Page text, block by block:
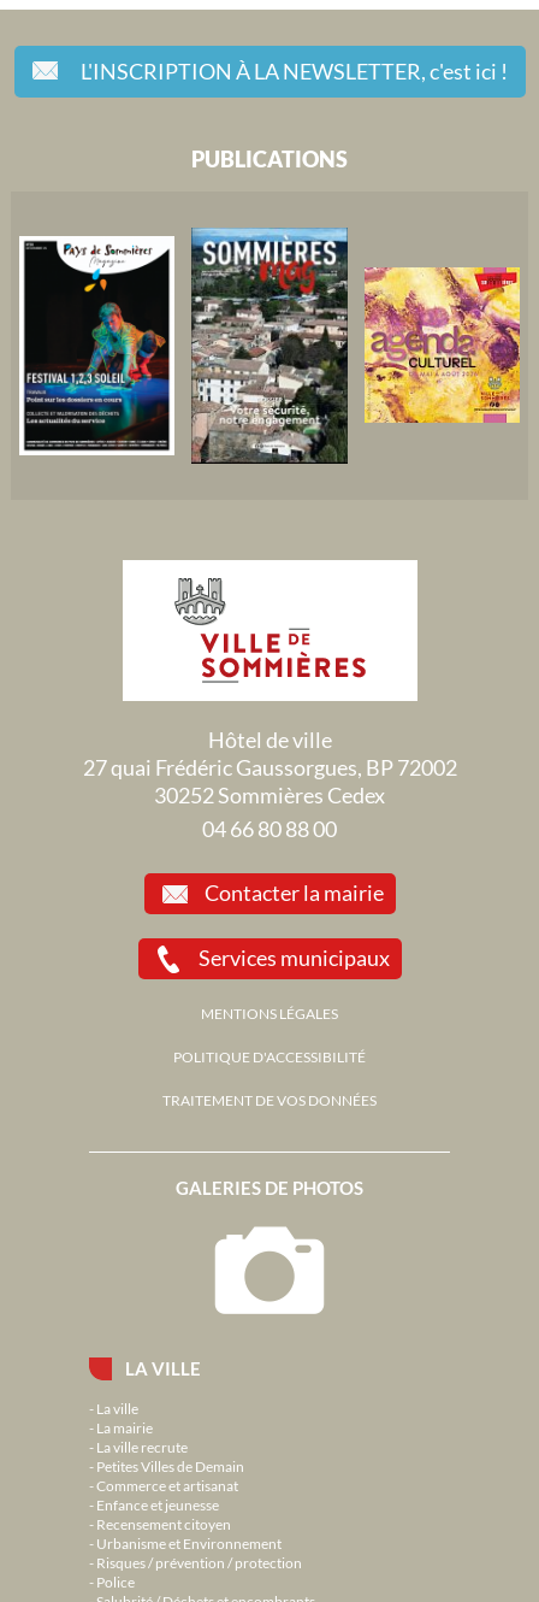
L'INSCRIPTION À LA NEWSLETTER,c'est ici !
LA VILLE
La ville
La mairie
La ville recrute
Petites Villes de Demain
Commerce et artisanat
Enfance et jeunesse
Recensement citoyen
Urbanisme et Environnement
Risques / prévention / protection
Police
GALERIES DE PHOTOS
PUBLICATIONS
Hôtel de ville
27 quai Frédéric Gaussorgues, BP 72002
30252 Sommières Cedex
04 66 80 88 00
Contacter la mairie
Services municipaux
MENTIONS LÉGALES
POLITIQUE D'ACCESSIBILITÉ
TRAITEMENT DE VOS DONNÉES